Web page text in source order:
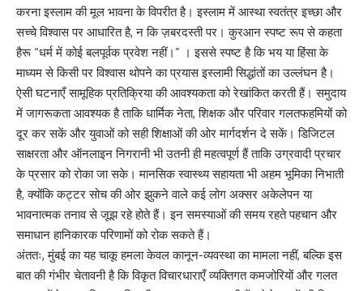
करना इस्लाम की मूल भावना के विपरीत है। इस्लाम में आस्था स्वतंत्र इच्छा और
सच्चे विश्वास पर आधारित है, न कि ज़बरदस्ती पर। कुरआन स्पष्ट रूप से कहता
हैरू “धर्म में कोई बलपूर्वक प्रवेश नहीं।” । इससे स्पष्ट है कि भय या हिंसा के
माध्यम से किसी पर विश्वास थोपने का प्रयास इस्लामी सिद्धांतों का उल्लंघन है।
ऐसी घटनाएँ सामूहिक प्रतिक्रिया की आवश्यकता को रेखांकित करती हैं। समुदाय
में जागरूकता आवश्यक है ताकि धार्मिक नेता, शिक्षक और परिवार गलतफहमियों को
दूर कर सकें और युवाओं को सही शिक्षाओं की ओर मार्गदर्शन दे सकें। डिजिटल
साक्षरता और ऑनलाइन निगरानी भी उतनी ही महत्वपूर्ण हैं ताकि उग्रवादी प्रचार
के प्रसार को रोका जा सके। मानसिक स्वास्थ्य सहायता भी अहम भूमिका निभाती
है, क्योंकि कट्टर सोच की ओर झुकने वाले कई लोग अक्सर अकेलेपन या
भावनात्मक तनाव से जूझ रहे होते हैं। इन समस्याओं की समय रहते पहचान और
समाधान हानिकारक परिणामों को रोक सकते हैं।
अंततः, मुंबई का यह चाकू हमला केवल कानून-व्यवस्था का मामला नहीं, बल्कि इस
बात की गंभीर चेतावनी है कि विकृत विचारधाराएँ व्यक्तिगत कमजोरियों और गलत